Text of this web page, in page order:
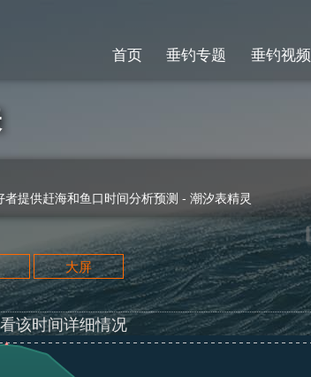
首页 垂钓专题 垂钓视频
提供赶海和鱼口时间分析预测 - 潮汐表精灵
大屏
该时间详细情况